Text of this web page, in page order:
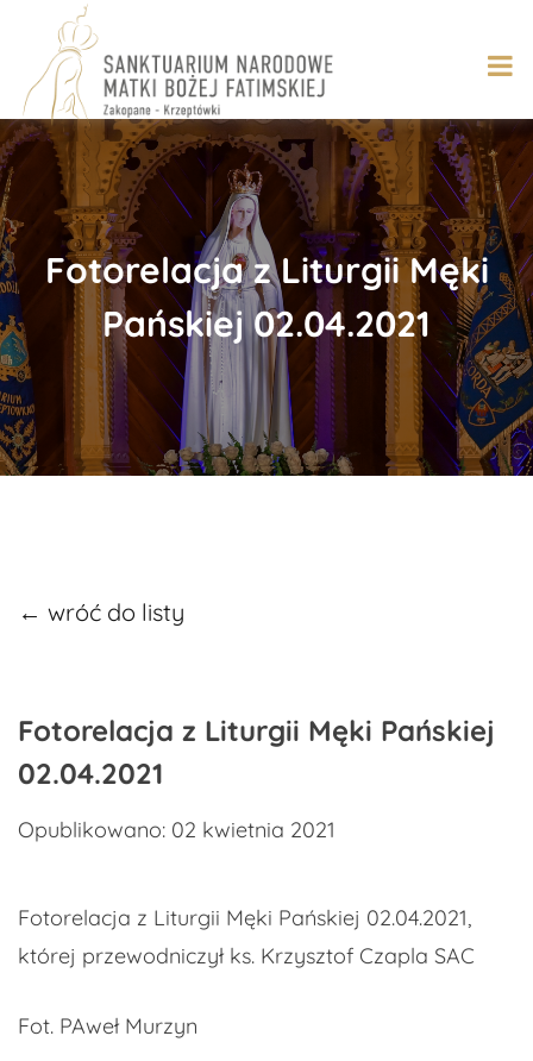
content
Fotorelacja z Liturgii Męki
Pańskiej 02.04.2021
← wróć do listy
Fotorelacja z Liturgii Męki Pańskiej
02.04.2021
Opublikowano: 02 kwietnia 2021
Fotorelacja z Liturgii Męki Pańskiej 02.04.2021,
której przewodniczył ks. Krzysztof Czapla SAC
Fot. PAweł Murzyn